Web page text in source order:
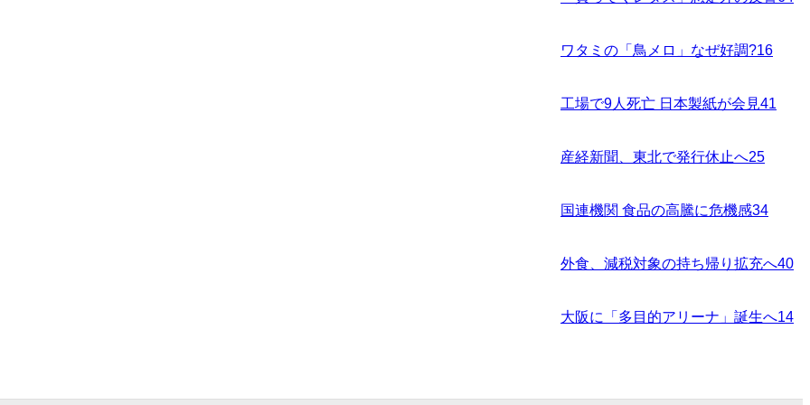
ワタミの「鳥メロ」なぜ好調?16
工場で9人死亡 日本製紙が会見41
産経新聞、東北で発行休止へ25
国連機関 食品の高騰に危機感34
外食、減税対象の持ち帰り拡充へ40
大阪に「多目的アリーナ」誕生へ14